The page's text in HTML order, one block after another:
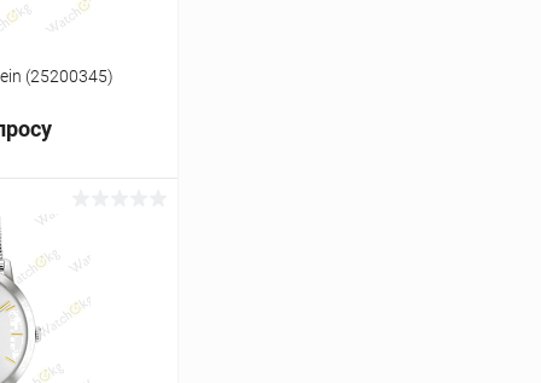
(25200345)
цену
Сравнение
Под заказ